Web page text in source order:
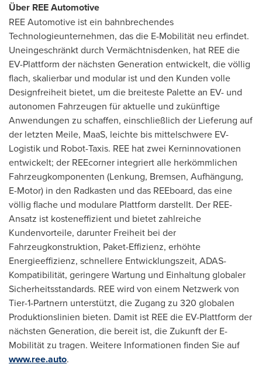
Über REE Automotive
REE Automotive ist ein bahnbrechendes
Technologieunternehmen, das die E-Mobilität neu erfindet.
Uneingeschränkt durch Vermächtnisdenken, hat REE die
EV-Plattform der nächsten Generation entwickelt, die völlig
flach, skalierbar und modular ist und den Kunden volle
Designfreiheit bietet, um die breiteste Palette an EV- und
autonomen Fahrzeugen für aktuelle und zukünftige
Anwendungen zu schaffen, einschließlich der Lieferung auf
der letzten Meile, MaaS, leichte bis mittelschwere EV-
Logistik und Robot-Taxis. REE hat zwei Kerninnovationen
entwickelt; der REEcorner integriert alle herkömmlichen
Fahrzeugkomponenten (Lenkung, Bremsen, Aufhängung,
E-Motor) in den Radkasten und das REEboard, das eine
völlig flache und modulare Plattform darstellt. Der REE-
Ansatz ist kosteneffizient und bietet zahlreiche
Kundenvorteile, darunter Freiheit bei der
Fahrzeugkonstruktion, Paket-Effizienz, erhöhte
Energieeffizienz, schnellere Entwicklungszeit, ADAS-
Kompatibilität, geringere Wartung und Einhaltung globaler
Sicherheitsstandards. REE wird von einem Netzwerk von
Tier-1-Partnern unterstützt, die Zugang zu 320 globalen
Produktionslinien bieten. Damit ist REE die EV-Plattform der
nächsten Generation, die bereit ist, die Zukunft der E-
Mobilität zu tragen. Weitere Informationen finden Sie auf
www.ree.auto.